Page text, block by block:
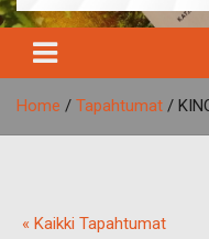
Home Tapahtumat
« Kaikki Tapahtumat